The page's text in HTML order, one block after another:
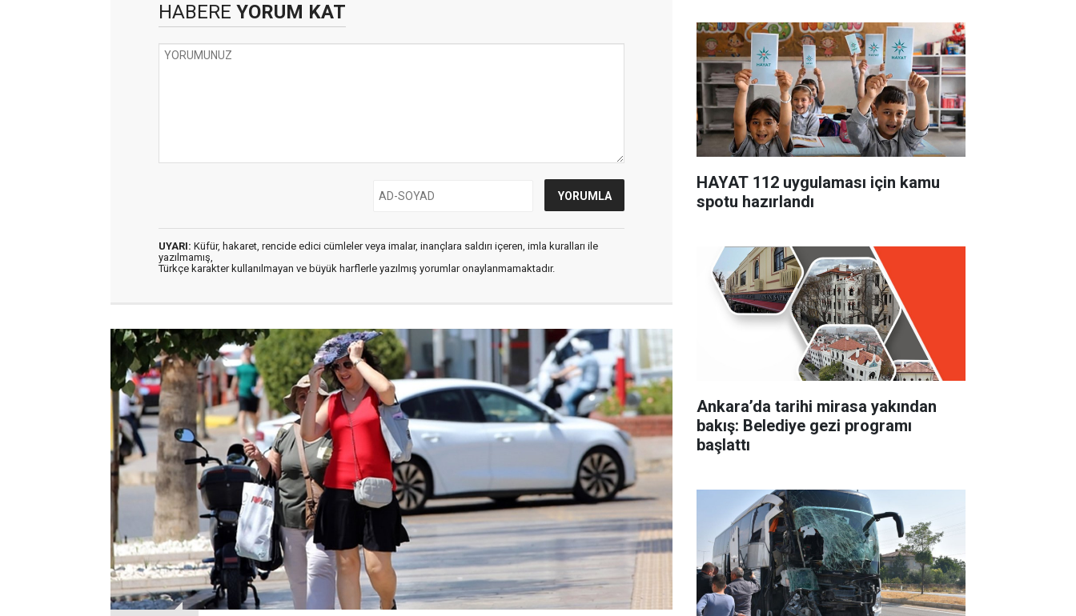
HABERE YORUM KAT
UYARI: Küfür, hakaret, rencide edici cümleler veya imalar, inançlara saldırı içeren, imla kuralları ile
yazılmamış,
Türkçe karakter kullanılmayan ve büyük harflerle yazılmış yorumlar onaylanmamaktadır.
HAYAT 112 uygulaması için kamu
spotu hazırlandı
Ankara’da tarihi mirasa yakından
bakış: Belediye gezi programı
başlattı